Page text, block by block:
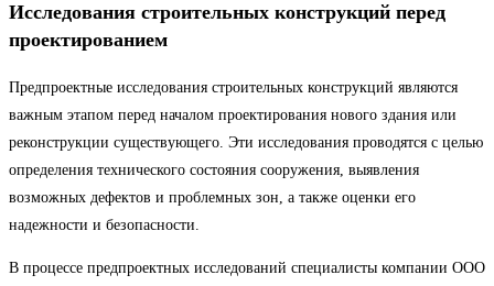
Исследования строительных конструкций перед
проектированием
Предпроектные исследования строительных конструкций являются
важным этапом перед началом проектирования нового здания или
реконструкции существующего. Эти исследования проводятся с целью
определения технического состояния сооружения, выявления
возможных дефектов и проблемных зон, а также оценки его
надежности и безопасности.
В процессе предпроектных исследований специалисты компании ООО